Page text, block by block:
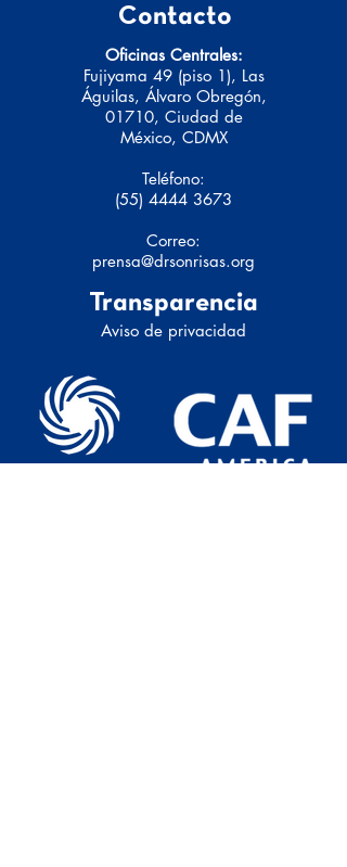
Contacto
Oficinas Centrales:
Fujiyama 49 (piso 1), Las
Águilas, Álvaro Obregón,
01710, Ciudad de
México, CDMX
Teléfono:
(55) 4444 3673
Correo:
prensa@drsonrisas.org
Transparencia
Aviso de privacidad